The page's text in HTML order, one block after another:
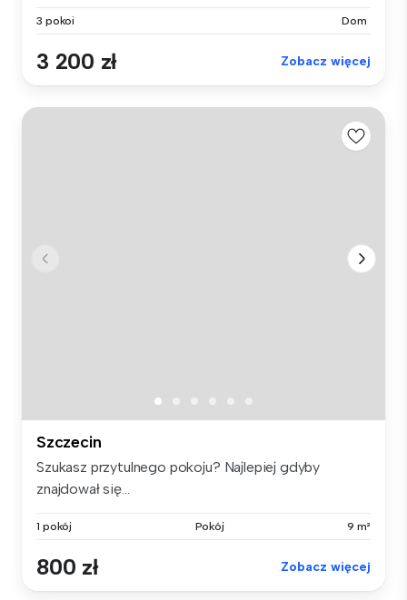
3 pokoi Dom
3 200 zł Zobacz więcej
Szczecin
Szukasz przytulnego pokoju? Najlepiej gdyby
znajdował się...
1 pokój Pokój 9 m²
800 zł Zobacz więcej